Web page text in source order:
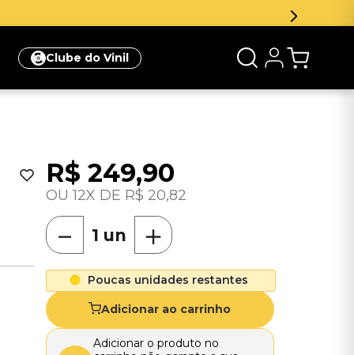
ganhe 5% de desconto na sua primeira compra
Clube do Vinil
R$ 249,90
12 R$ 20,82
＋
－
Poucas unidades restantes
Adicionar ao carrinho
Adicionar o produto no